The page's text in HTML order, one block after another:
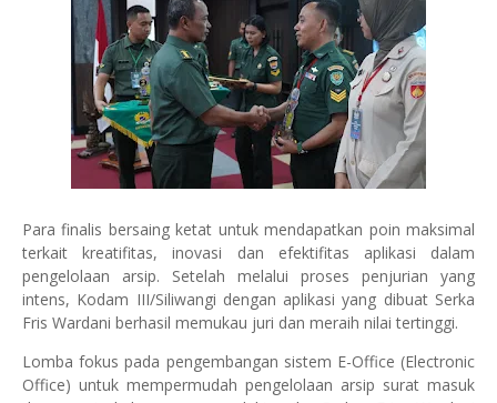
Para finalis bersaing ketat untuk mendapatkan poin maksimal
terkait kreatifitas, inovasi dan efektifitas aplikasi dalam
pengelolaan arsip. Setelah melalui proses penjurian yang
intens, Kodam III/Siliwangi dengan aplikasi yang dibuat Serka
Fris Wardani berhasil memukau juri dan meraih nilai tertinggi.
Lomba fokus pada pengembangan sistem E-Office (Electronic
Office) untuk mempermudah pengelolaan arsip surat masuk